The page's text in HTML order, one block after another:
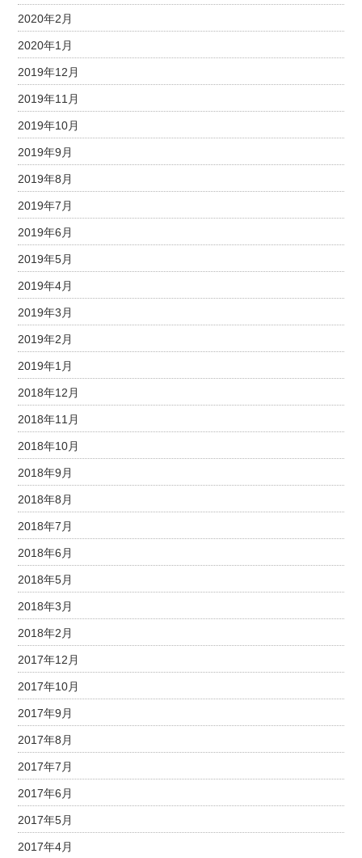
2020年2月
2020年1月
2019年12月
2019年11月
2019年10月
2019年9月
2019年8月
2019年7月
2019年6月
2019年5月
2019年4月
2019年3月
2019年2月
2019年1月
2018年12月
2018年11月
2018年10月
2018年9月
2018年8月
2018年7月
2018年6月
2018年5月
2018年3月
2018年2月
2017年12月
2017年10月
2017年9月
2017年8月
2017年7月
2017年6月
2017年5月
2017年4月